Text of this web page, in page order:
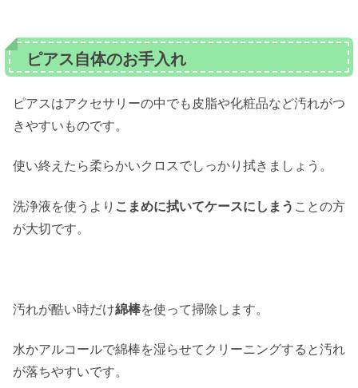
ピアス自体のお手入れ
ピアスはアクセサリーの中でも皮脂や化粧品など汚れがつ
きやすいものです。
使い終えたら柔らかいクロスでしっかり拭きましょう。
洗浄液を使うより こまめに拭いてケースにしまう ことの方
が大切です。
汚れが酷い時だけ綿棒を使って掃除します。
水かアルコールで綿棒を湿らせてクリーニングすると汚れ
が落ちやすいです。